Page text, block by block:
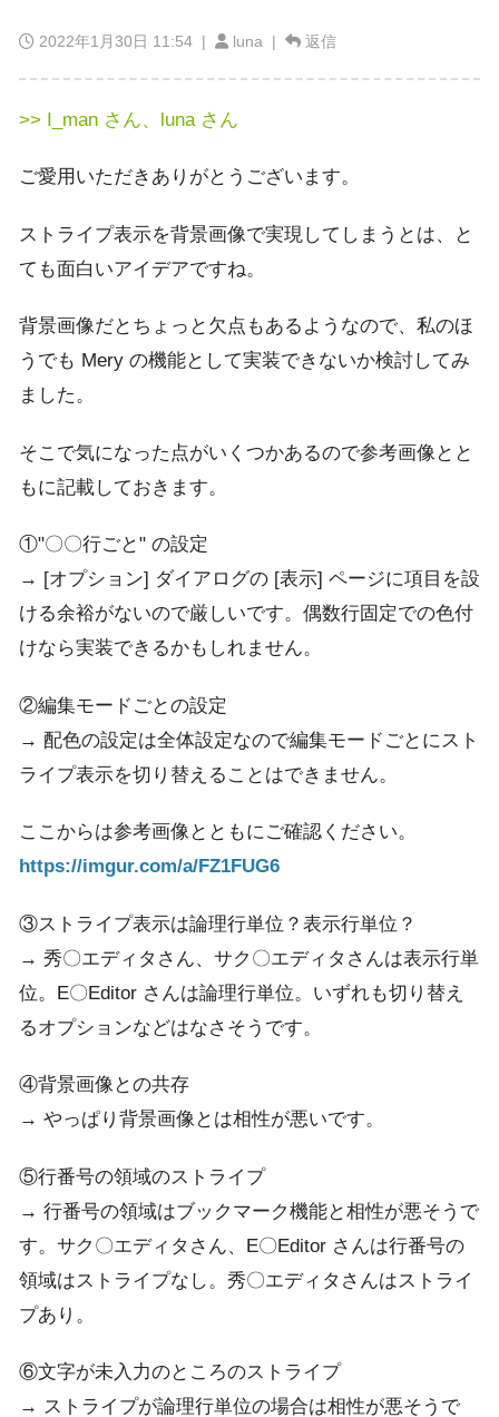
2022年1月30日 11:54 | luna | 返信
>> I_man さん、luna さん
ご愛用いただきありがとうございます。
ストライプ表示を背景画像で実現してしまうとは、と
ても面白いアイデアですね。
背景画像だとちょっと欠点もあるようなので、私のほ
うでも Mery の機能として実装できないか検討してみ
ました。
そこで気になった点がいくつかあるので参考画像とと
もに記載しておきます。
①"〇〇行ごと" の設定
→ [オプション] ダイアログの [表示] ページに項目を設
ける余裕がないので厳しいです。偶数行固定での色付
けなら実装できるかもしれません。
②編集モードごとの設定
→ 配色の設定は全体設定なので編集モードごとにスト
ライプ表示を切り替えることはできません。
ここからは参考画像とともにご確認ください。
https://imgur.com/a/FZ1FUG6
③ストライプ表示は論理行単位？表示行単位？
→ 秀〇エディタさん、サク〇エディタさんは表示行単
位。E〇Editor さんは論理行単位。いずれも切り替え
るオプションなどはなさそうです。
④背景画像との共存
→ やっぱり背景画像とは相性が悪いです。
⑤行番号の領域のストライプ
→ 行番号の領域はブックマーク機能と相性が悪そうで
す。サク〇エディタさん、E〇Editor さんは行番号の
領域はストライプなし。秀〇エディタさんはストライ
プあり。
⑥文字が未入力のところのストライプ
→ ストライプが論理行単位の場合は相性が悪そうで